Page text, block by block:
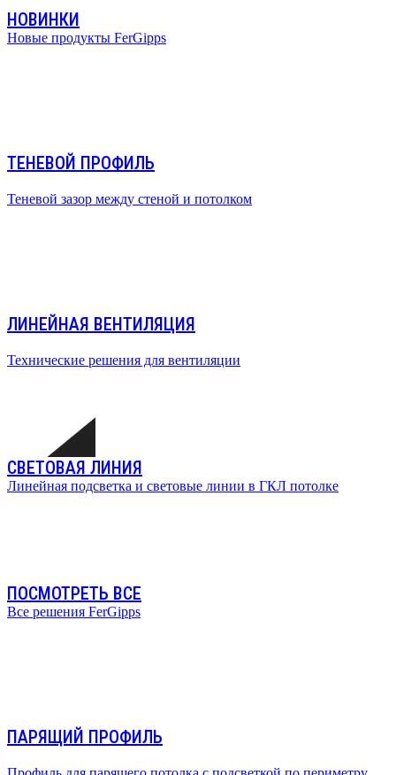
НОВИНКИ
Новые продукты FerGipps
ТЕНЕВОЙ ПРОФИЛЬ
Теневой зазор между стеной и потолком
ЛИНЕЙНАЯ ВЕНТИЛЯЦИЯ
Технические решения для вентиляции
СВЕТОВАЯ ЛИНИЯ
Линейная подсветка и световые линии в ГКЛ потолке
ПОСМОТРЕТЬ ВСЕ
Все решения FerGipps
ПАРЯЩИЙ ПРОФИЛЬ